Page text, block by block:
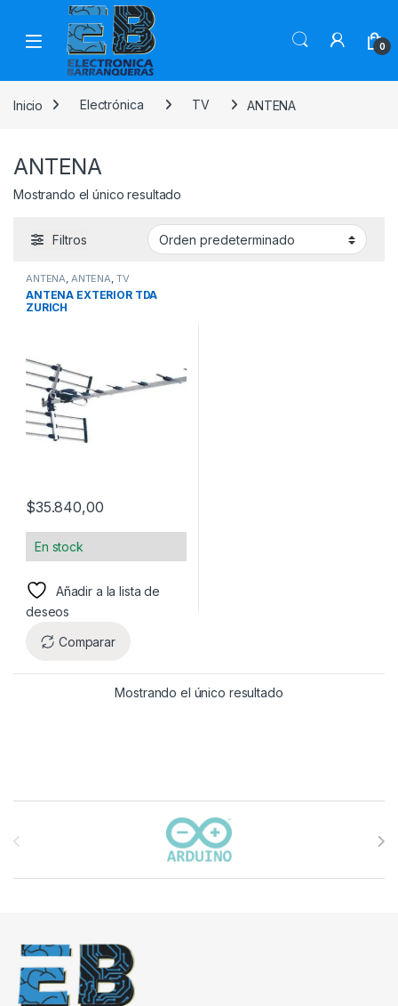
0
Inicio Electrónica TV ANTENA
ANTENA
Mostrando el único resultado
Filtros
ANTENA, ANTENA, TV
ANTENA EXTERIOR TDA
ZURICH
$35.840,00
En stock
Añadir a la lista de
deseos
Comparar
Mostrando el único resultado
Carrusel de marcas